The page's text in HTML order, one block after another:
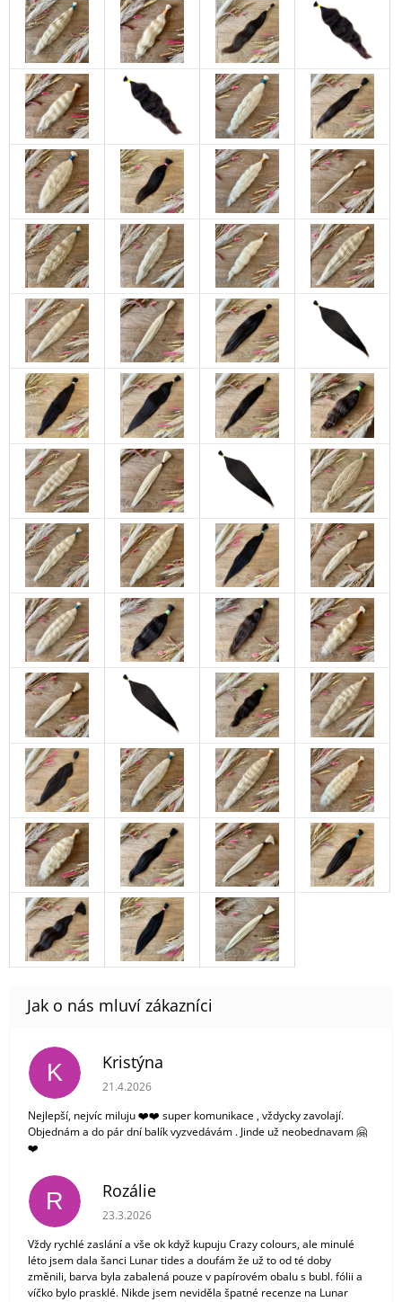
K Kristýna
Hodnocení obchodu je 5 z 5 hvězdiček.
21.4.2026
Nejlepší, nejvíc miluju ❤️❤️ super komunikace , vždycky zavolají.
Objednám a do pár dní balík vyzvedávám . Jinde už neobednavam 🤗
❤️
R Rozálie
Hodnocení obchodu je 3 z 5 hvězdiček.
23.3.2026
Vždy rychlé zaslání a vše ok když kupuju Crazy colours, ale minulé
léto jsem dala šanci Lunar tides a doufám že už to od té doby
změnili, barva byla zabalená pouze v papírovém obalu s bubl. fólii a
víčko bylo prasklé. Nikde jsem neviděla špatné recenze na Lunar